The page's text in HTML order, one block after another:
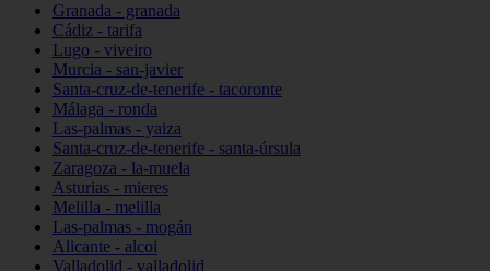
Granada - granada
Cádiz - tarifa
Lugo - viveiro
Murcia - san-javier
Santa-cruz-de-tenerife - tacoronte
Málaga - ronda
Las-palmas - yaiza
Santa-cruz-de-tenerife - santa-úrsula
Zaragoza - la-muela
Asturias - mieres
Melilla - melilla
Las-palmas - mogán
Alicante - alcoi
Valladolid - valladolid